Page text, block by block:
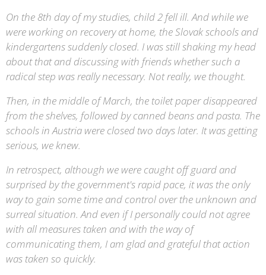
On the 8th day of my studies, child 2 fell ill. And while we
were working on recovery at home, the Slovak schools and
kindergartens suddenly closed. I was still shaking my head
about that and discussing with friends whether such a
radical step was really necessary. Not really, we thought.
Then, in the middle of March, the toilet paper disappeared
from the shelves, followed by canned beans and pasta. The
schools in Austria were closed two days later. It was getting
serious, we knew.
In retrospect, although we were caught off guard and
surprised by the government's rapid pace, it was the only
way to gain some time and control over the unknown and
surreal situation. And even if I personally could not agree
with all measures taken and with the way of
communicating them, I am glad and grateful that action
was taken so quickly.